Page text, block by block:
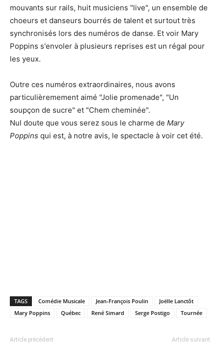
mouvants sur rails, huit musiciens "live", un ensemble de
choeurs et danseurs bourrés de talent et surtout très
synchronisés lors des numéros de danse. Et voir Mary
Poppins s'envoler à plusieurs reprises est un régal pour
les yeux.
Outre ces numéros extraordinaires, nous avons
particulièremement aimé "Jolie promenade", "Un
soupçon de sucre" et "Chem cheminée".
Nul doute que vous serez sous le charme de Mary
Poppins qui est, à notre avis, le spectacle à voir cet été.
TAGS Comédie Musicale Jean-François Poulin
Joëlle Lanctôt
Mary Poppins
Québec René Simard Serge Postigo Tournée
Article précédent Article suivant